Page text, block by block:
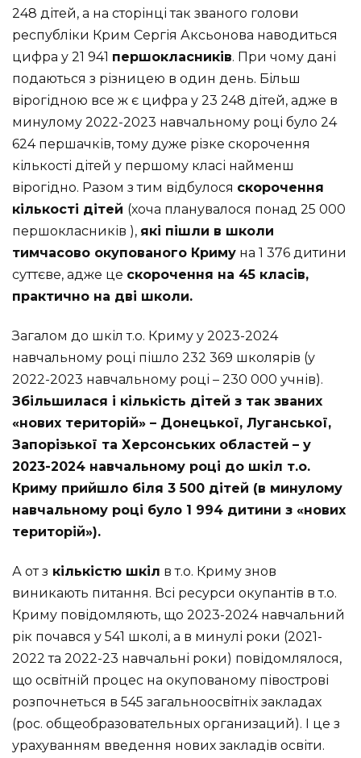
248 дітей, а на сторінці так званого голови
республіки Крим Сергія Аксьонова наводиться
цифра у 21 941 першокласників. При чому дані
подаються з різницею в один день. Більш
вірогідною все ж є цифра у 23 248 дітей, адже в
минулому 2022-2023 навчальному році було 24
624 першачків, тому дуже різке скорочення
кількості дітей у першому класі найменш
вірогідно. Разом з тим відбулося скорочення
кількості дітей (хоча планувалося понад 25 000
першокласників ), які пішли в школи
тимчасово окупованого Криму на 1 376 дитини
суттєве, адже це скорочення на 45 класів,
практично на дві школи.
Загалом до шкіл т.о. Криму у 2023-2024
навчальному році пішло 232 369 школярів (у
2022-2023 навчальному році – 230 000 учнів).
Збільшилася і кількість дітей з так званих
«нових територій» – Донецької, Луганської,
Запорізької та Херсонських областей – у
2023-2024 навчальному році до шкіл т.о.
Криму прийшло біля 3 500 дітей (в минулому
навчальному році було 1 994 дитини з «нових
територій»).
А от з кількістю шкіл в т.о. Криму знов
виникають питання. Всі ресурси окупантів в т.о.
Криму повідомляють, що 2023-2024 навчальний
рік почався у 541 школі, а в минулі роки (2021-
2022 та 2022-23 навчальні роки) повідомлялося,
що освітній процес на окупованому півострові
розпочнеться в 545 загальноосвітніх закладах
(рос. общеобразовательных организаций). І це з
урахуванням введення нових закладів освіти.